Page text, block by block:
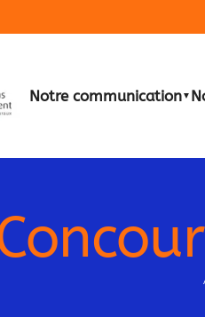
Notre communication▼